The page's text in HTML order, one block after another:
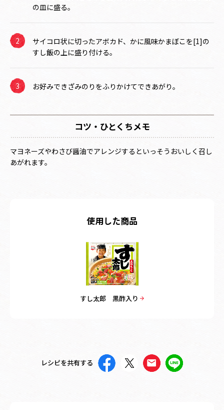
の皿に盛る。
サイコロ状に切ったアボカド、かに風味かまぼこを[1]の
すし飯の上に盛り付ける。
お好みできざみのりをふりかけてできあがり。
コツ・ひとくちメモ
マヨネーズやわさび醤油でアレンジするといっそうおいしく召し
あがれます。
使用した商品
すし太郎 黒酢入り
レシピを共有する